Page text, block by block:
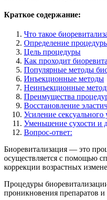
Краткое содержание:
Что такое
Определение
Цель процедуры
Как проходит
Популярные методы
Инъекционные методы
Неинъекционные
Преимущества
Восстановление
Усиление сексуального
Уменьшение сухости и
Вопрос-ответ:
Биоревитализация — это
осуществляется с помощью
коррекции возрастных
Процедуры
проникновения препаратов и